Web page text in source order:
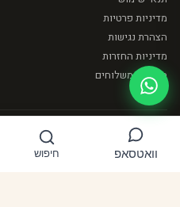
מדיניות פרטיות
הצהרת נגישות
מדיניות החזרות
מדיניות משלוחים
וואטסאפ חיפוש